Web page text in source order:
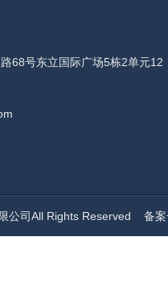
68号东立国际广场5栋2单元12
公司All Rights Reserved 备